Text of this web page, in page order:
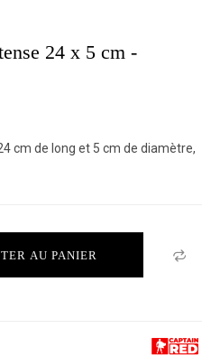
24 x 5 cm -
cm de long et 5 cm de diamètre,
AU PANIER